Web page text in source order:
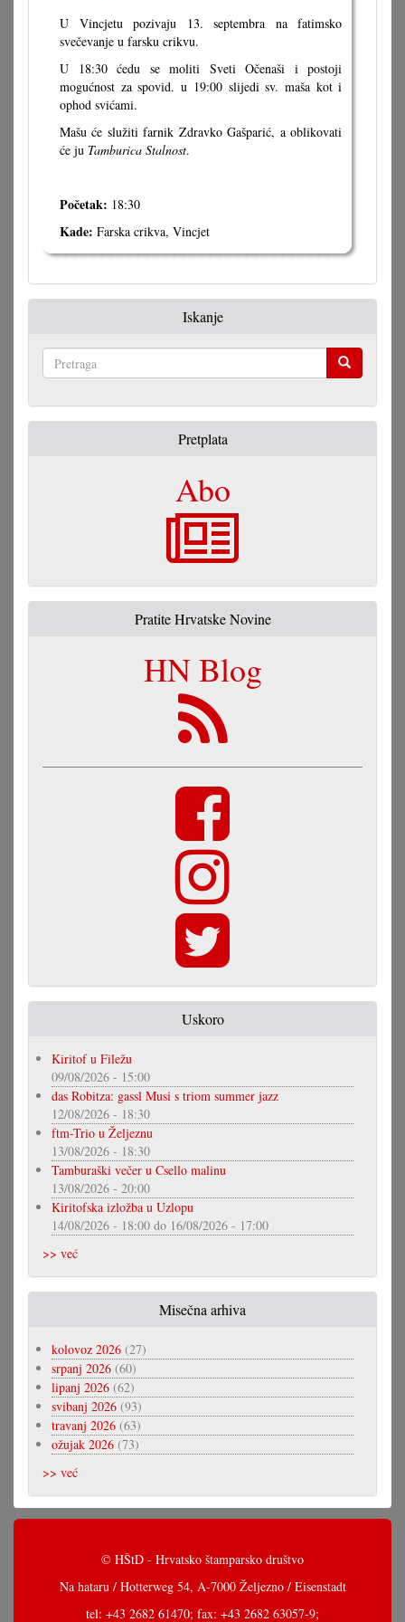
U Vincjetu pozivaju 13. septembra na fatimsko
svečevanje u farsku crikvu.
U 18:30 ćedu se moliti Sveti Očenaši i postoji
mogućnost za spovid. u 19:00 slijedi sv. maša kot i
ophod svićami.
Mašu će služiti farnik Zdravko Gašparić, a oblikovati
će ju Tamburica Stalnost.
Početak: 18:30
Kade: Farska crikva, Vincjet
Iskanje
Pretplata
Abo
Pratite Hrvatske Novine
HN Blog
Uskoro
Kiritof u Filežu
09/08/2026 - 15:00
das Robitza: gassl Musi s triom summer jazz
12/08/2026 - 18:30
ftm-Trio u Željeznu
13/08/2026 - 18:30
Tamburaški večer u Csello malinu
13/08/2026 - 20:00
Kiritofska izložba u Uzlopu
14/08/2026 - 18:00 do 16/08/2026 - 17:00
>> već
Misečna arhiva
kolovoz 2026 (27)
srpanj 2026 (60)
lipanj 2026 (62)
svibanj 2026 (93)
travanj 2026 (63)
ožujak 2026 (73)
>> već
© HŠtD - Hrvatsko štamparsko društvo
Na hataru / Hotterweg 54, A-7000 Željezno / Eisenstadt
tel: +43 2682 61470; fax: +43 2682 63057-9;